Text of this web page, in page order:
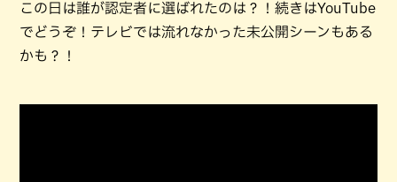
この日は誰が認定者に選ばれたのは？！続きはYouTube
でどうぞ！テレビでは流れなかった未公開シーンもある
かも？！